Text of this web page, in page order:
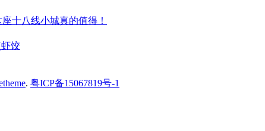
十八线小城真的值得！
饺
. 粤ICP备15067819号-1